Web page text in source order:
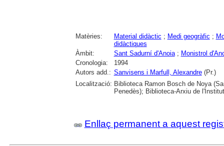
Matèries: Material didàctic ; Medi geogràfic ;
didàctiques
Àmbit:
Sant Sadurní d'Anoia; Monistrol
Cronologia:
1994
Autors add.: Sanvisens i Marfull, Alexandre(Pr.)
Localització: Biblioteca Ramon Bosch de Noya
Penedès); Biblioteca-Arxiu de
Enllaç permanent a aquest